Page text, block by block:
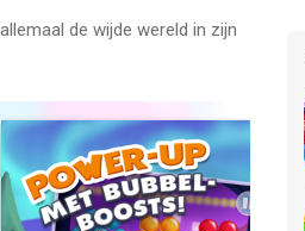
de wijde wereld in zijn
ze bij hun broertjes en
van mystieke